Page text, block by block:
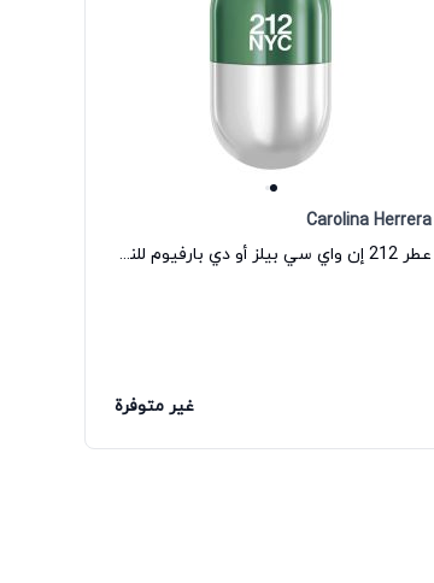
Carolina Herrera
عطر 212 إن واي سي بيلز أو دي بارفيوم للنساء كارولينا هيريرا
غير متوفرة